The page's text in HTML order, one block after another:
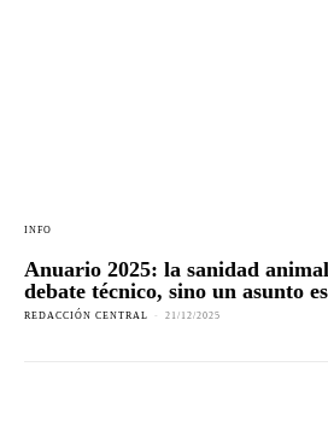
INFO
Anuario 2025: la sanidad
debate técnico, sino un asunto
REDACCIÓN CENTRAL - 21/12/2025